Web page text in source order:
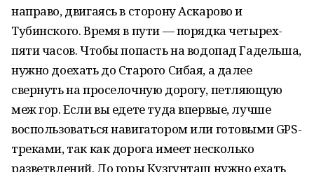
направо, двигаясь в сторону Аскарово и
Тубинского. Время в пути — порядка четырех-
пяти часов. Чтобы попасть на водопад Гадельша,
нужно доехать до Старого Сибая, а далее
свернуть на проселочную дорогу, петляющую
меж гор. Если вы едете туда впервые, лучше
воспользоваться навигатором или готовыми GPS-
треками, так как дорога имеет несколько
разветвлений. До горы Кузгунташ нужно ехать